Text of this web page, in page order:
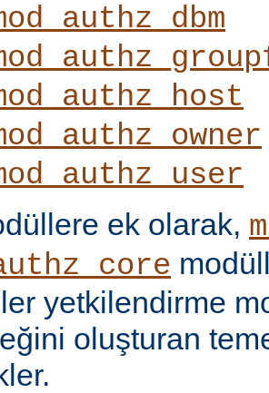
ek olarak,
yetkilendirme
oluşturan